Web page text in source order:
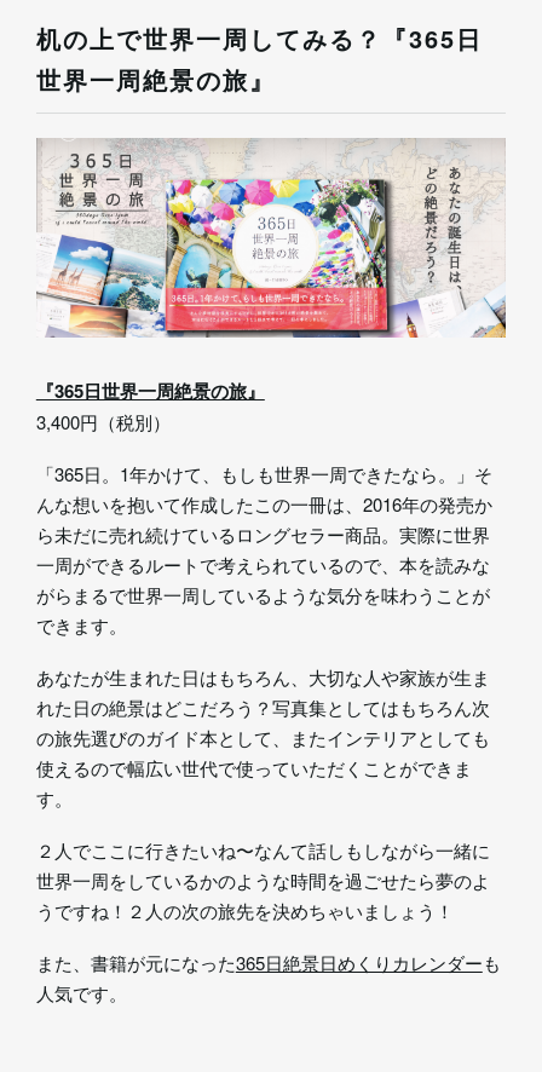
机の上で世界一周してみる？『365日
世界一周絶景の旅』
『365日世界一周絶景の旅』
3,400円（税別）
「365日。1年かけて、もしも世界一周できたなら。」そ
んな想いを抱いて作成したこの一冊は、2016年の発売か
ら未だに売れ続けているロングセラー商品。実際に世界
一周ができるルートで考えられているので、本を読みな
がらまるで世界一周しているような気分を味わうことが
できます。
あなたが生まれた日はもちろん、大切な人や家族が生ま
れた日の絶景はどこだろう？写真集としてはもちろん次
の旅先選びのガイド本として、またインテリアとしても
使えるので幅広い世代で使っていただくことができま
す。
２人でここに行きたいね〜なんて話しもしながら一緒に
世界一周をしているかのような時間を過ごせたら夢のよ
うですね！２人の次の旅先を決めちゃいましょう！
また、書籍が元になった365日絶景日めくりカレンダーも
人気です。